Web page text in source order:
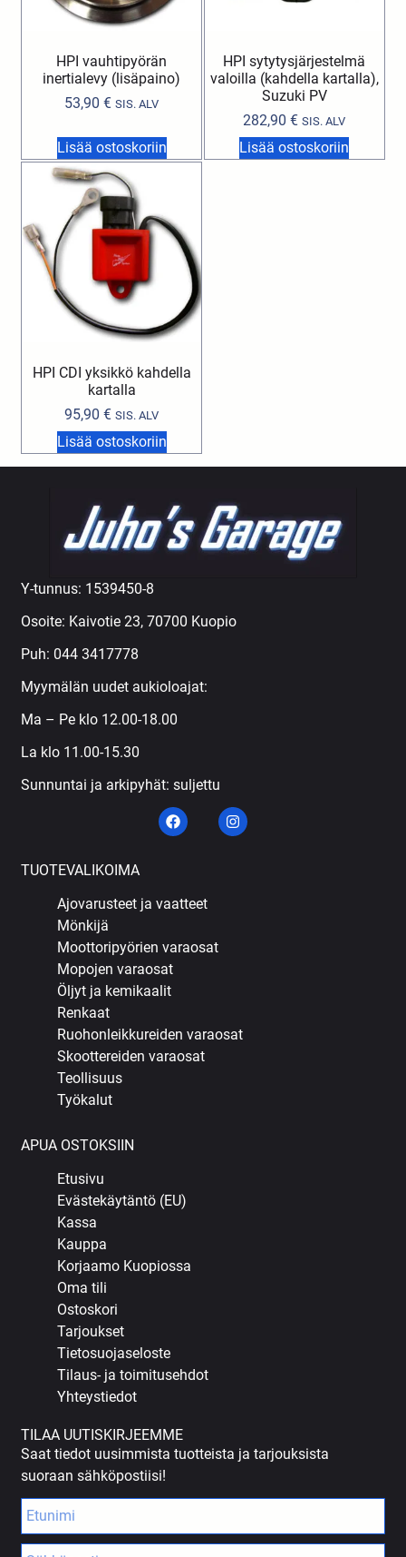
HPI vauhtipyörän
inertialevy (lisäpaino)
53,90€ SIS. ALV
Lisää ostoskoriin
HPI sytytysjärjestelmä
valoilla (kahdella kartalla),
Suzuki PV
282,90€ SIS. ALV
Lisää ostoskoriin
HPI CDI yksikkö kahdella
kartalla
95,90€ SIS. ALV
Lisää ostoskoriin
Y-tunnus: 1539450-8
Osoite: Kaivotie 23, 70700 Kuopio
Puh: 044 3417778
Myymälän uudet aukioloajat:
Ma – Pe klo 12.00-18.00
La klo 11.00-15.30
Sunnuntai ja arkipyhät: suljettu
TUOTEVALIKOIMA
Ajovarusteet ja vaatteet
Mönkijä
Moottoripyörien varaosat
Mopojen varaosat
Öljyt ja kemikaalit
Renkaat
Ruohonleikkureiden varaosat
Skoottereiden varaosat
Teollisuus
Työkalut
APUA OSTOKSIIN
Etusivu
Evästekäytäntö (EU)
Kassa
Kauppa
Korjaamo Kuopiossa
Oma tili
Ostoskori
Tarjoukset
Tietosuojaseloste
Tilaus- ja toimitusehdot
Yhteystiedot
TILAA UUTISKIRJEEMME
Saat tiedot uusimmista tuotteista ja tarjouksista
suoraan sähköpostiisi!